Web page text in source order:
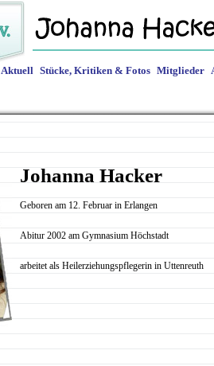
Aktuell Stücke, Kritiken & Fotos Mitglieder
Johanna Hacker
Geboren am 12. Februar in Erlangen
Abitur 2002 am Gymnasium Höchstadt
arbeitet als Heilerziehungspflegerin in Uttenreuth